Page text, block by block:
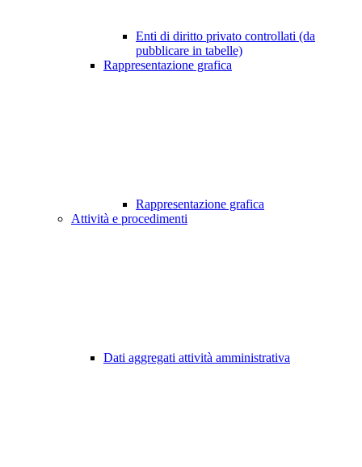
Enti di diritto privato controllati (da
pubblicare in tabelle)
Rappresentazione grafica
Rappresentazione grafica
Attività e procedimenti
Dati aggregati attività amministrativa